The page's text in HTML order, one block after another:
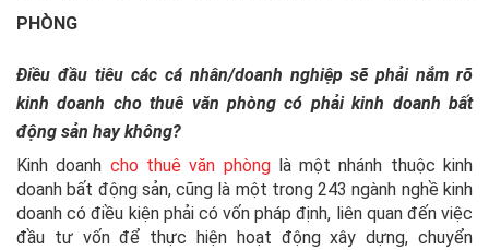
PHÒNG
Điều đầu tiêu các cá nhân/doanh nghiệp sẽ phải nắm rõ
kinh doanh cho thuê văn phòng có phải kinh doanh bất
động sản hay không?
Kinh doanh cho thuê văn phònglà một nhánh thuộc kinh
doanh bất động sản, cũng là một trong 243 ngành nghề kinh
doanh có điều kiện phải có vốn pháp định, liên quan đến việc
đầu tư vốn để thực hiện hoạt động xây dựng, chuyển